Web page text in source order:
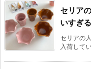
セリア
いすぎ
セリアの
入荷して